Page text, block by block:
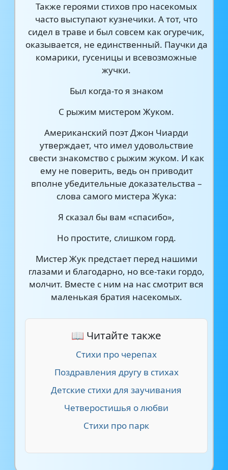
Также героями стихов про насекомых
часто выступают кузнечики. А тот, что
сидел в траве и был совсем как огуречик,
оказывается, не единственный. Паучки да
комарики, гусеницы и всевозможные
жучки.
Был когда-то я знаком
C рыжим мистером Жуком.
Американский поэт Джон Чиарди
утверждает, что имел удовольствие
свести знакомство с рыжим жуком. И как
ему не поверить, ведь он приводит
вполне убедительные доказательства –
слова самого мистера Жука:
Я сказал бы вам «спасибо»,
Но простите, слишком горд.
Мистер Жук предстает перед нашими
глазами и благодарно, но все-таки гордо,
молчит. Вместе с ним на нас смотрит вся
маленькая братия насекомых.
📖 Читайте также
Стихи про черепах
Поздравления другу в стихах
Детские стихи для заучивания
Четверостишья о любви
Стихи про парк